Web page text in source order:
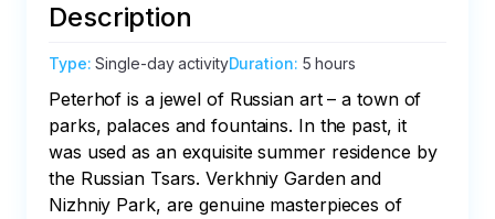
Description
Type:Single-day activityDuration: 5 hours
Peterhof is a jewel of Russian art – a town of
parks, palaces and fountains. In the past, it
was used as an exquisite summer residence by
the Russian Tsars. Verkhniy Garden and
Nizhniy Park, are genuine masterpieces of